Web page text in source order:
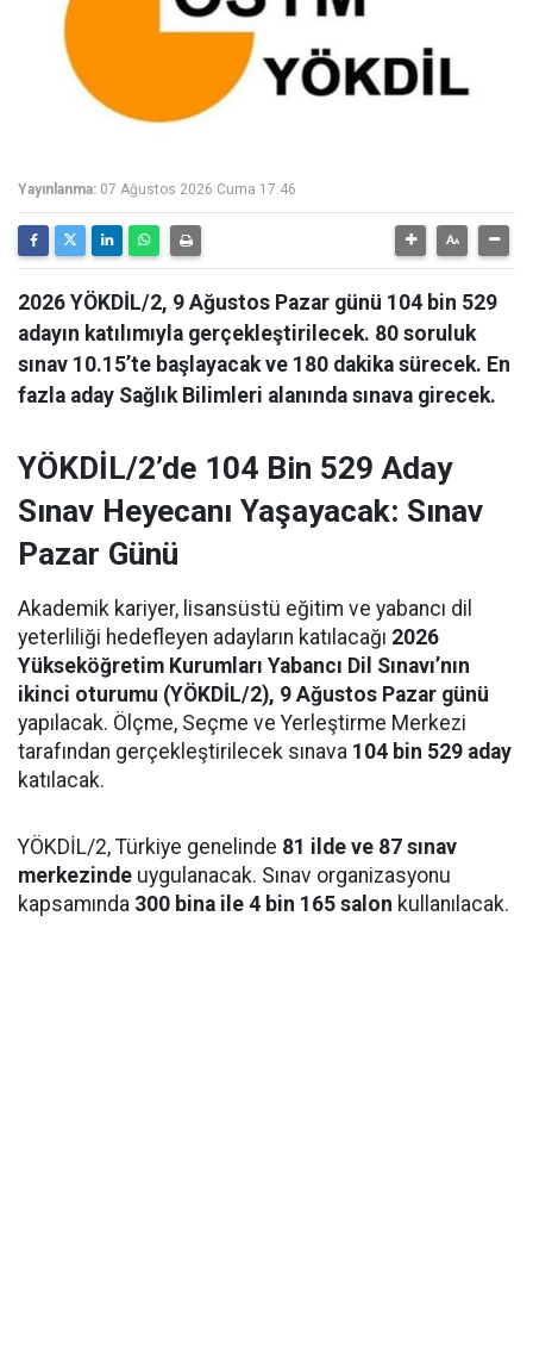
Yayınlanma: 07 Ağustos 2026 Cuma 17:46
2026 YÖKDİL/2, 9 Ağustos Pazar günü 104 bin 529
adayın katılımıyla gerçekleştirilecek. 80 soruluk
sınav 10.15’te başlayacak ve 180 dakika sürecek. En
fazla aday Sağlık Bilimleri alanında sınava girecek.
YÖKDİL/2’de 104 Bin 529 Aday
Sınav Heyecanı Yaşayacak: Sınav
Pazar Günü
Akademik kariyer, lisansüstü eğitim ve yabancı dil
yeterliliği hedefleyen adayların katılacağı 2026
Yükseköğretim Kurumları Yabancı Dil Sınavı’nın
ikinci oturumu (YÖKDİL/2), 9 Ağustos Pazar günü
yapılacak. Ölçme, Seçme ve Yerleştirme Merkezi
tarafından gerçekleştirilecek sınava 104 bin 529 aday
katılacak.
YÖKDİL/2, Türkiye genelinde 81 ilde ve 87 sınav
merkezinde uygulanacak. Sınav organizasyonu
kapsamında 300 bina ile 4 bin 165 salon kullanılacak.